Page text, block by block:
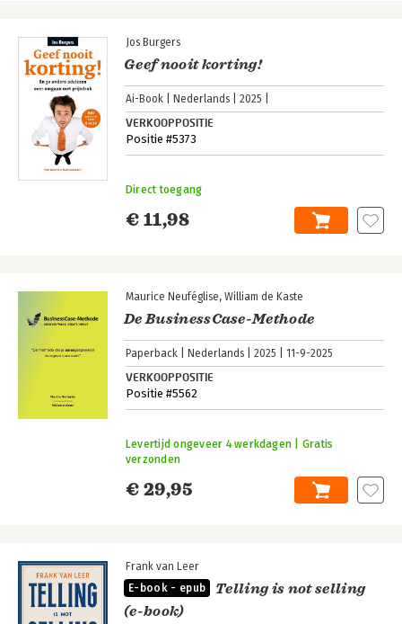
Jos Burgers
Geef nooit korting!
Ai-Book Nederlands 2025
VERKOOPPOSITIE
Positie #5373
€ 11,98
Direct toegang
Maurice Neuféglise William de Kaste
De BusinessCase-Methode
Paperback Nederlands 2025 11-9-2025
VERKOOPPOSITIE
Positie #5562
€ 29,95
Levertijd ongeveer 4 werkdagen | Gratis
verzonden
Frank van Leer
E-book - epub
Telling is not selling
(e-book)